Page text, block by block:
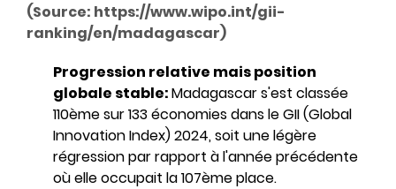
(Source: https://www.wipo.int/gii-
ranking/en/madagascar)
Progression relative mais position
globale stable:Madagascar s'est classée
110ème sur 133 économies dans le GII (Global
Innovation Index) 2024, soit une légère
régression par rapport à l'année précédente
où elle occupait la 107ème place.